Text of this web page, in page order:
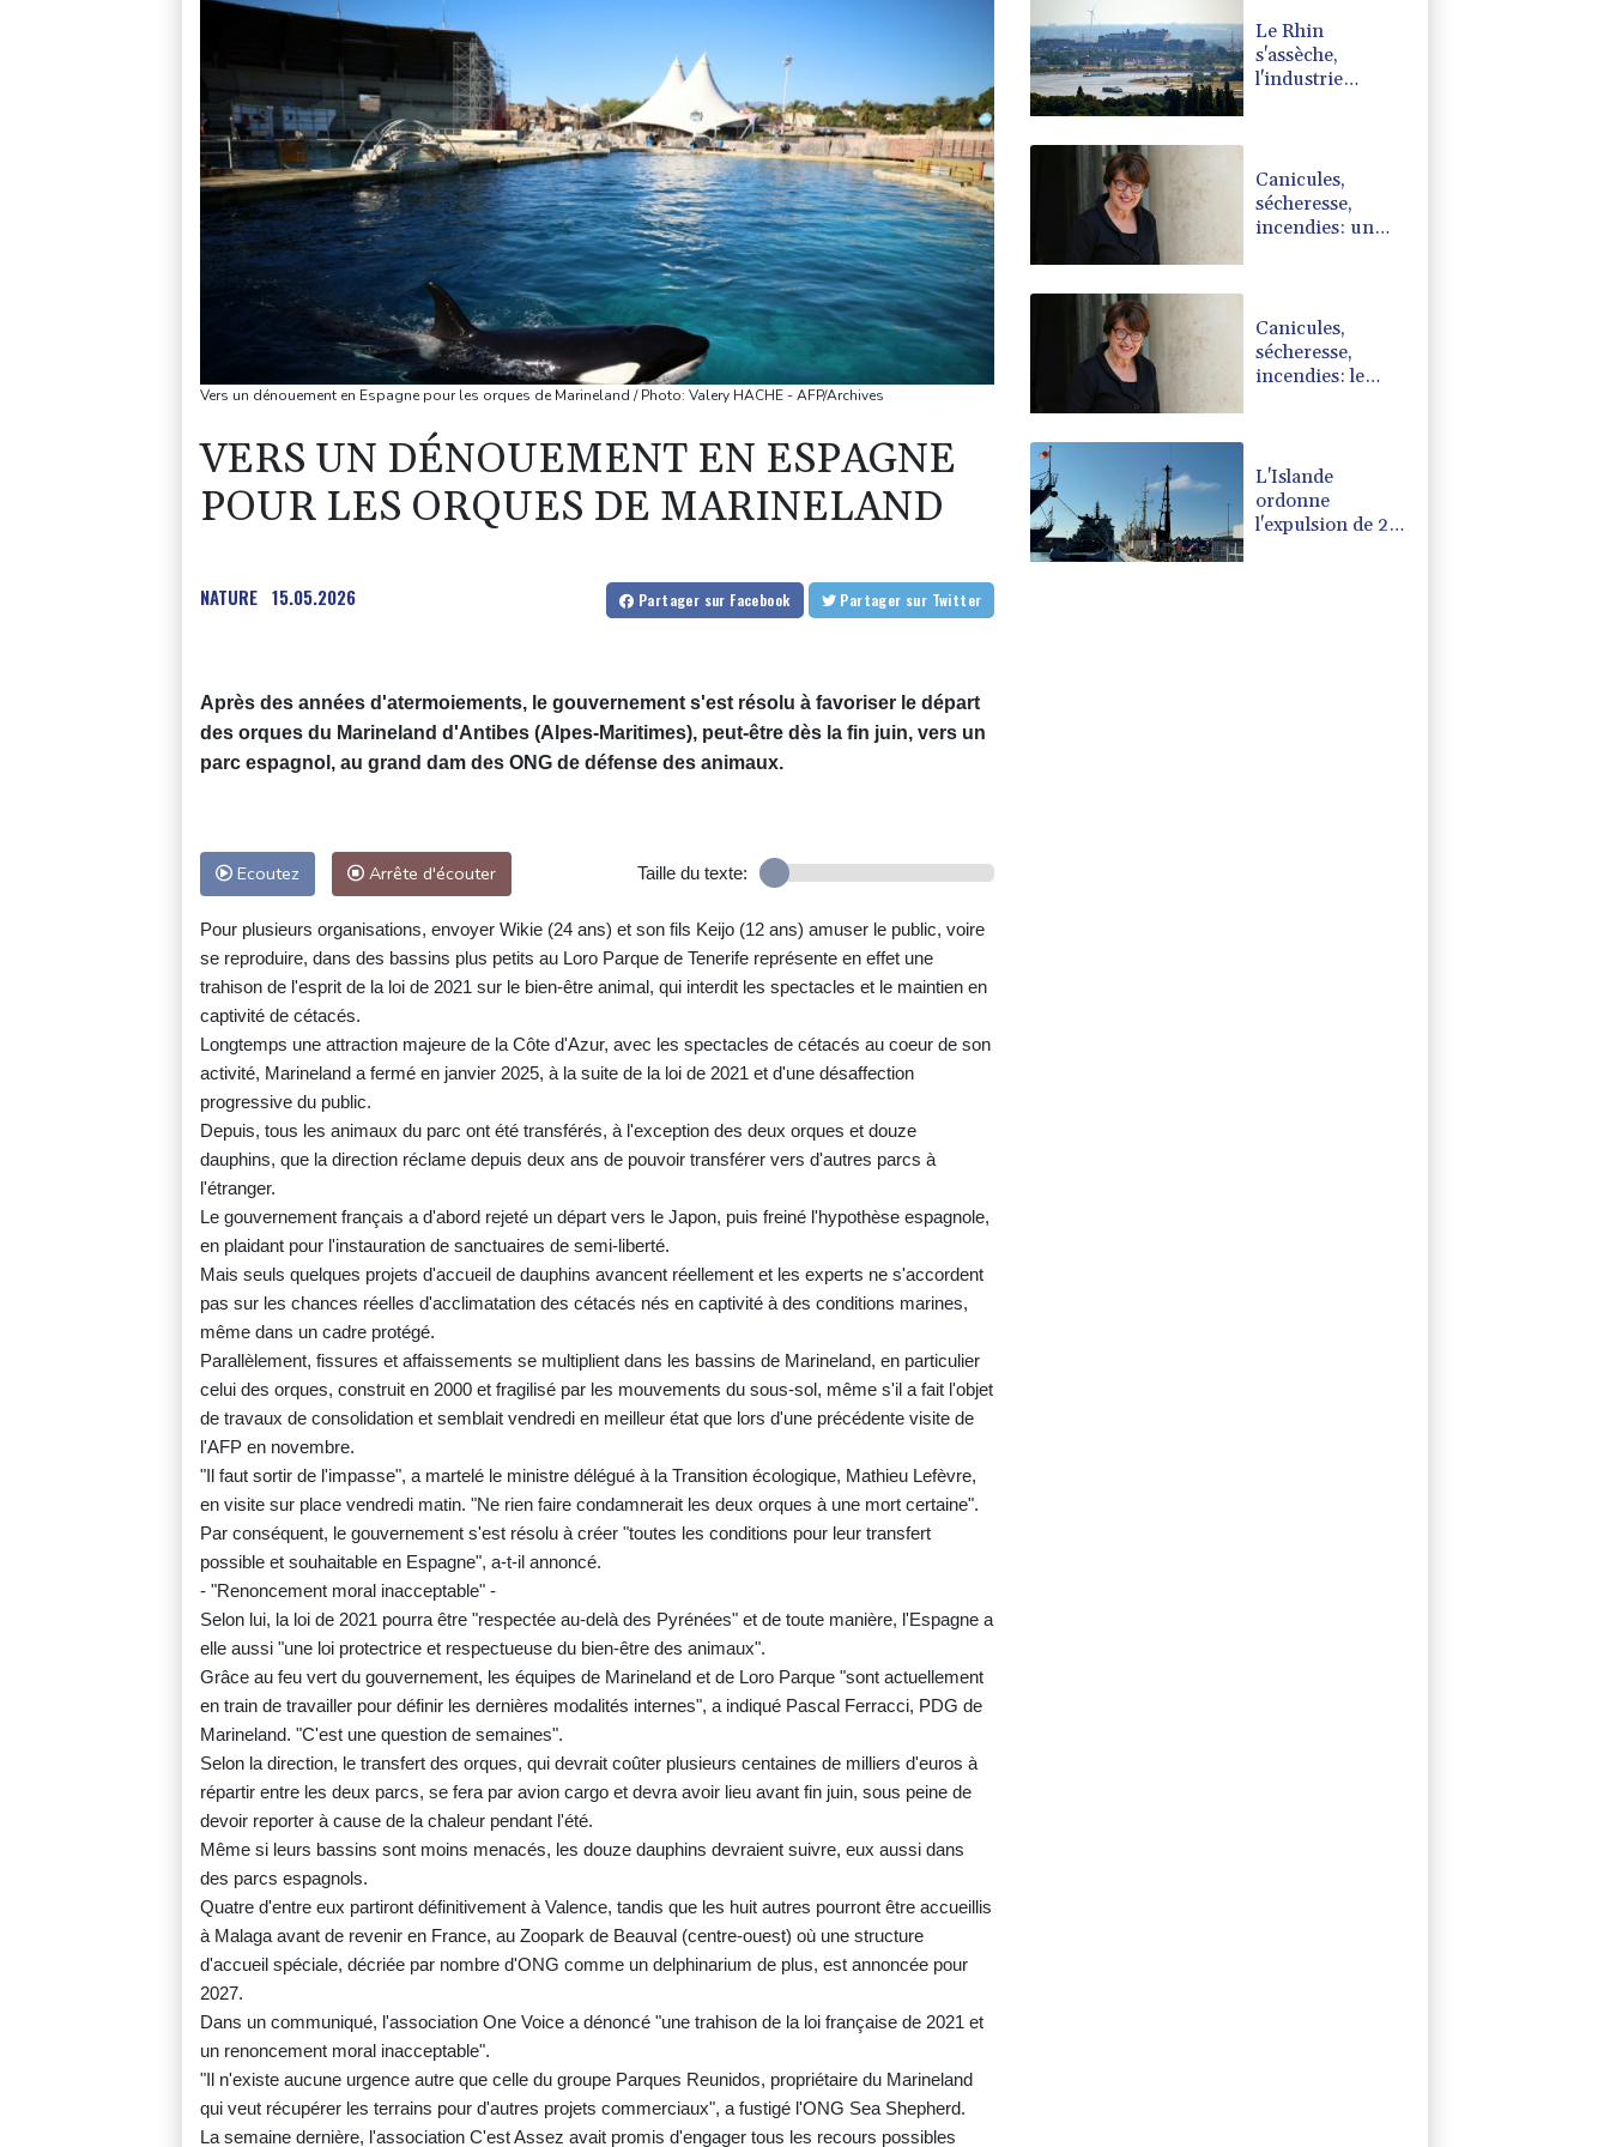
Vers un dénouement en Espagne pour les orques de Marineland / Photo: Valery HACHE - AFP/Archives
VERS UN DÉNOUEMENT EN ESPAGNE
POUR LES ORQUES DE MARINELAND
NATURE 15.05.2026 Partager sur Facebook Partager sur Twitter
Après des années d'atermoiements, le gouvernement s'est résolu à favoriser le départ
des orques du Marineland d'Antibes (Alpes-Maritimes), peut-être dès la fin juin, vers un
parc espagnol, au grand dam des ONG de défense des animaux.
Ecoutez Arrête d'écouter Taille du texte:
Pour plusieurs organisations, envoyer Wikie (24 ans) et son fils Keijo (12 ans) amuser le public, voire
se reproduire, dans des bassins plus petits au Loro Parque de Tenerife représente en effet une
trahison de l'esprit de la loi de 2021 sur le bien-être animal, qui interdit les spectacles et le maintien en
captivité de cétacés.
Longtemps une attraction majeure de la Côte d'Azur, avec les spectacles de cétacés au coeur de son
activité, Marineland a fermé en janvier 2025, à la suite de la loi de 2021 et d'une désaffection
progressive du public.
Depuis, tous les animaux du parc ont été transférés, à l'exception des deux orques et douze
dauphins, que la direction réclame depuis deux ans de pouvoir transférer vers d'autres parcs à
l'étranger.
Le gouvernement français a d'abord rejeté un départ vers le Japon, puis freiné l'hypothèse espagnole,
en plaidant pour l'instauration de sanctuaires de semi-liberté.
Mais seuls quelques projets d'accueil de dauphins avancent réellement et les experts ne s'accordent
pas sur les chances réelles d'acclimatation des cétacés nés en captivité à des conditions marines,
même dans un cadre protégé.
Parallèlement, fissures et affaissements se multiplient dans les bassins de Marineland, en particulier
celui des orques, construit en 2000 et fragilisé par les mouvements du sous-sol, même s'il a fait l'objet
de travaux de consolidation et semblait vendredi en meilleur état que lors d'une précédente visite de
l'AFP en novembre.
"Il faut sortir de l'impasse", a martelé le ministre délégué à la Transition écologique, Mathieu Lefèvre,
en visite sur place vendredi matin. "Ne rien faire condamnerait les deux orques à une mort certaine".
Par conséquent, le gouvernement s'est résolu à créer "toutes les conditions pour leur transfert
possible et souhaitable en Espagne", a-t-il annoncé.
- "Renoncement moral inacceptable" -
Selon lui, la loi de 2021 pourra être "respectée au-delà des Pyrénées" et de toute manière, l'Espagne a
elle aussi "une loi protectrice et respectueuse du bien-être des animaux".
Grâce au feu vert du gouvernement, les équipes de Marineland et de Loro Parque "sont actuellement
en train de travailler pour définir les dernières modalités internes", a indiqué Pascal Ferracci, PDG de
Marineland. "C'est une question de semaines".
Selon la direction, le transfert des orques, qui devrait coûter plusieurs centaines de milliers d'euros à
répartir entre les deux parcs, se fera par avion cargo et devra avoir lieu avant fin juin, sous peine de
devoir reporter à cause de la chaleur pendant l'été.
Même si leurs bassins sont moins menacés, les douze dauphins devraient suivre, eux aussi dans
des parcs espagnols.
Quatre d'entre eux partiront définitivement à Valence, tandis que les huit autres pourront être accueillis
à Malaga avant de revenir en France, au Zoopark de Beauval (centre-ouest) où une structure
d'accueil spéciale, décriée par nombre d'ONG comme un delphinarium de plus, est annoncée pour
2027.
Dans un communiqué, l'association One Voice a dénoncé "une trahison de la loi française de 2021 et
un renoncement moral inacceptable".
"Il n'existe aucune urgence autre que celle du groupe Parques Reunidos, propriétaire du Marineland
qui veut récupérer les terrains pour d'autres projets commerciaux", a fustigé l'ONG Sea Shepherd.
La semaine dernière, l'association C'est Assez avait promis d'engager tous les recours possibles
Le Rhin
s'assèche,
l'industrie
Canicules,
sécheresse,
incendies: un
agriculteur "seul"
Canicules,
sécheresse,
incendies: le
"aucun
agriculteur seul"
L'Islande
ordonne
l'expulsion de 21